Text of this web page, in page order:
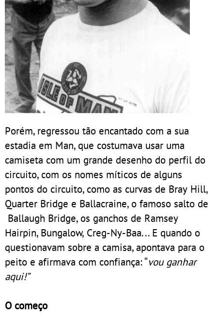
Porém, regressou tão encantado com a sua
estadia em Man, que costumava usar uma
camiseta com um grande desenho do perfil do
circuito, com os nomes míticos de alguns
pontos do circuito, como as curvas de Bray Hill,
Quarter Bridge e Ballacraine, o famoso salto de
Ballaugh Bridge, os ganchos de Ramsey
Hairpin, Bungalow, Creg-Ny-Baa... E quando o
questionavam sobre a camisa, apontava para o
peito e afirmava com confiança: “vou ganhar
aqui!”
O começo